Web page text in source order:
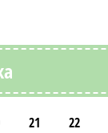
21 22